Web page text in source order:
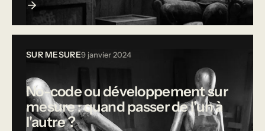
SUR MESURE9 janvier 2024
No-code ou développement sur
mesure : quand passer de l'un à
l'autre ?